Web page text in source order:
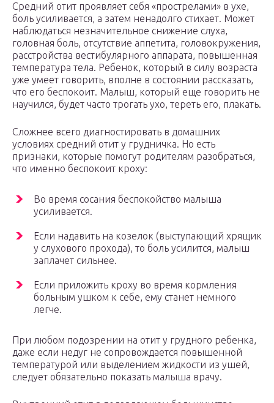
Средний отит проявляет себя «прострелами» в ухе,
боль усиливается, а затем ненадолго стихает. Может
наблюдаться незначительное снижение слуха,
головная боль, отсутствие аппетита, головокружения,
расстройства вестибулярного аппарата, повышенная
температура тела. Ребенок, который в силу возраста
уже умеет говорить, вполне в состоянии рассказать,
что его беспокоит. Малыш, который еще говорить не
научился, будет часто трогать ухо, тереть его, плакать.
Сложнее всего диагностировать в домашних
условиях средний отит у грудничка. Но есть
признаки, которые помогут родителям разобраться,
что именно беспокоит кроху:
Во время сосания беспокойство малыша
усиливается.
Если надавить на козелок (выступающий хрящик
у слухового прохода), то боль усилится, малыш
заплачет сильнее.
Если приложить кроху во время кормления
больным ушком к себе, ему станет немного
легче.
При любом подозрении на отит у грудного ребенка,
даже если недуг не сопровождается повышенной
температурой или выделением жидкости из ушей,
следует обязательно показать малыша врачу.